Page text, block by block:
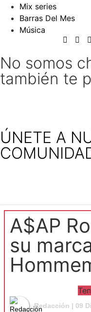
Mix series
Barras Del Mes
Música
No somos
también te
ÚNETE A
A$AP
su
Redacción | 09